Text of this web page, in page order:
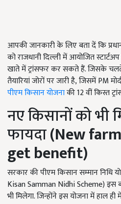
आपकी जानकारी के लिए बता दें कि
को राजधानी दिल्ली में आयोजित
खाते में ट्रांसफर कर सकते हैं. जिसके
तैयारियां जोरों पर जारी है, जिसमें PM
पीएम किसान योजनाकी 12 वीं किस्त
नए किसानों को भी
फायदा(New
get benefit)
सरकार की पीएम किसान सम्मान निधि
Kisan Samman Nidhi Scheme) इस
भी मिलेगा. जिन्होंने इस योजना में हाल